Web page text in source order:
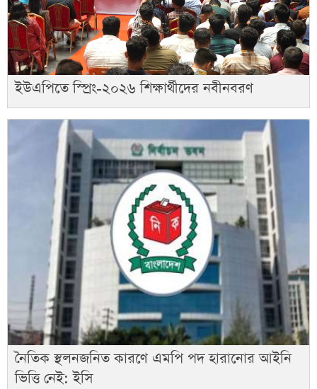
ইউএপিতে স্প্রিং-২০২৬ শিক্ষার্থীদের নবীনবরণ
নৈতিক স্থলনজনিত কারণে এমপি পদ হারানোর আইনি
ভিত্তি নেই: ইসি